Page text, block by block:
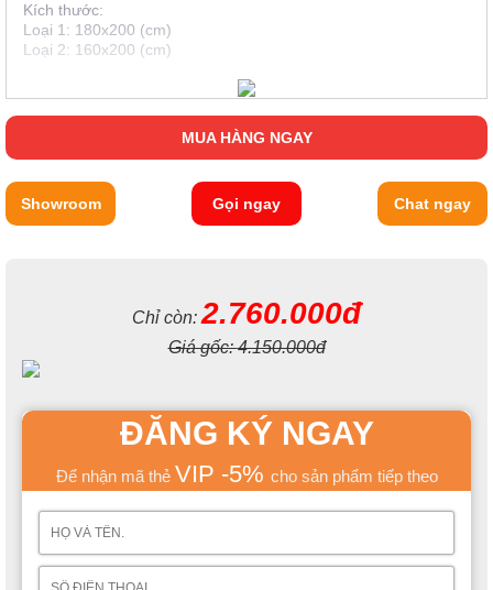
Kích thước:
Loại 1: 180x200 (cm)
Loại 2: 160x200 (cm)
MUA HÀNG NGAY
Showroom Gọi ngay Chat ngay
Chỉ còn:2.760.000đ
Giá gốc:4.150.000đ
ĐĂNG KÝ NGAY
Để nhận mã thẻ VIP -5% cho sản phẩm tiếp theo